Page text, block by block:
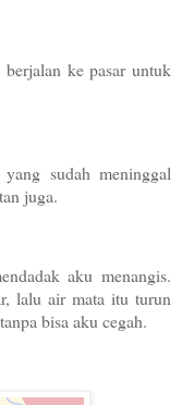
ke pasar untuk
sudah meninggal
juga.
aku menangis.
lalu air mata itu turun
bisa aku cegah.